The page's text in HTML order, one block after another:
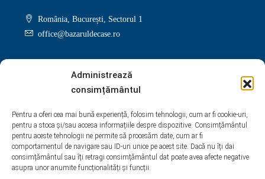
Administrează
consimțământul
Pentru a oferi cea mai bună experiență, folosim tehnologii, cum ar fi cookie-uri,
pentru a stoca și/sau accesa informațiile despre dispozitive. Consimțământul
pentru aceste tehnologii ne permite să procesăm date, cum ar fi
comportamentul de navigare sau ID-uri unice pe acest site. Dacă nu îți dai
consimțământul sau îți retragi consimțământul dat poate avea afecte negative
asupra unor anumite funcționalități și funcții.
România, București, Sectorul 1
office@bazaruldecase.ro
Facebook Instagram Linkedin
Google + Youtube Pinterest Yelp
WhatsApp